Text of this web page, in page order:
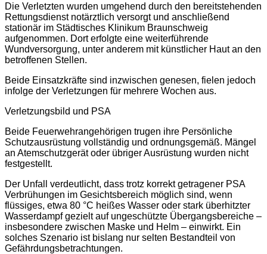
Die Verletzten wurden umgehend durch den bereitstehenden
Rettungsdienst notärztlich versorgt und anschließend
stationär im Städtisches Klinikum Braunschweig
aufgenommen. Dort erfolgte eine weiterführende
Wundversorgung, unter anderem mit künstlicher Haut an den
betroffenen Stellen.
Beide Einsatzkräfte sind inzwischen genesen, fielen jedoch
infolge der Verletzungen für mehrere Wochen aus.
Verletzungsbild und PSA
Beide Feuerwehrangehörigen trugen ihre Persönliche
Schutzausrüstung vollständig und ordnungsgemäß. Mängel
an Atemschutzgerät oder übriger Ausrüstung wurden nicht
festgestellt.
Der Unfall verdeutlicht, dass trotz korrekt getragener PSA
Verbrühungen im Gesichtsbereich möglich sind, wenn
flüssiges, etwa 80 °C heißes Wasser oder stark überhitzter
Wasserdampf gezielt auf ungeschützte Übergangsbereiche –
insbesondere zwischen Maske und Helm – einwirkt. Ein
solches Szenario ist bislang nur selten Bestandteil von
Gefährdungsbetrachtungen.